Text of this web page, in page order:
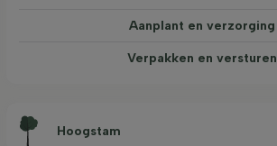
Aanplant en verzorging
Verpakken en versturen
Hoogstam